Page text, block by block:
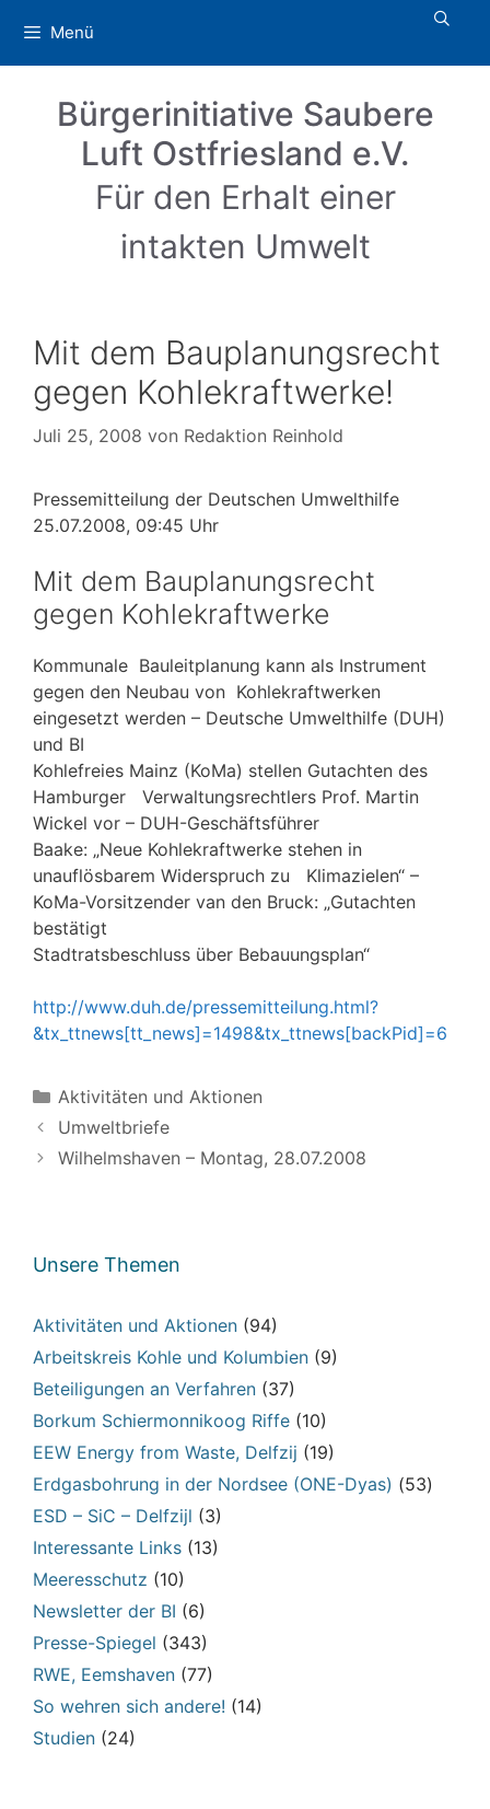
Inhalt
springen
Menü
Bürgerinitiative Saubere
Luft Ostfriesland e.V.
Für den Erhalt einer
intakten Umwelt
Mit dem Bauplanungsrecht
gegen Kohlekraftwerke!
Juli 25, 2008 von Redaktion Reinhold
Pressemitteilung der Deutschen Umwelthilfe
25.07.2008, 09:45 Uhr
Mit dem Bauplanungsrecht
gegen Kohlekraftwerke
Kommunale Bauleitplanung kann als Instrument
gegen den Neubau von Kohlekraftwerken
eingesetzt werden – Deutsche Umwelthilfe (DUH)
und BI
Kohlefreies Mainz (KoMa) stellen Gutachten des
Hamburger Verwaltungsrechtlers Prof. Martin
Wickel vor – DUH-Geschäftsführer
Baake: „Neue Kohlekraftwerke stehen in
unauflösbarem Widerspruch zu Klimazielen“ –
KoMa-Vorsitzender van den Bruck: „Gutachten
bestätigt
Stadtratsbeschluss über Bebauungsplan“
http://www.duh.de/pressemitteilung.html?
&tx_ttnews[tt_news]=1498&tx_ttnews[backPid]=6
Kategorien
Aktivitäten und Aktionen
Umweltbriefe
Wilhelmshaven – Montag, 28.07.2008
Unsere Themen
Aktivitäten und Aktionen (94)
Arbeitskreis Kohle und Kolumbien (9)
Beteiligungen an Verfahren (37)
Borkum Schiermonnikoog Riffe (10)
EEW Energy from Waste, Delfzij (19)
Erdgasbohrung in der Nordsee (ONE-Dyas) (53)
ESD – SiC – Delfzijl (3)
Interessante Links (13)
Meeresschutz (10)
Newsletter der BI (6)
Presse-Spiegel (343)
RWE, Eemshaven (77)
So wehren sich andere! (14)
Studien (24)